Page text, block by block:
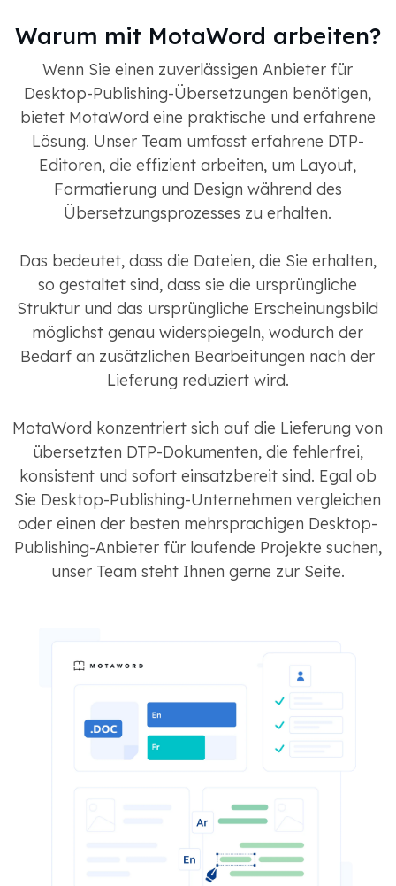
Warum mit MotaWord arbeiten?
Wenn Sie einen zuverlässigen Anbieter für
Desktop-Publishing-Übersetzungen benötigen,
bietet MotaWord eine praktische und erfahrene
Lösung. Unser Team umfasst erfahrene DTP-
Editoren, die effizient arbeiten, um Layout,
Formatierung und Design während des
Übersetzungsprozesses zu erhalten.
Das bedeutet, dass die Dateien, die Sie erhalten,
so gestaltet sind, dass sie die ursprüngliche
Struktur und das ursprüngliche Erscheinungsbild
möglichst genau widerspiegeln, wodurch der
Bedarf an zusätzlichen Bearbeitungen nach der
Lieferung reduziert wird.
MotaWord konzentriert sich auf die Lieferung von
übersetzten DTP-Dokumenten, die fehlerfrei,
konsistent und sofort einsatzbereit sind. Egal ob
Sie Desktop-Publishing-Unternehmen vergleichen
oder einen der besten mehrsprachigen Desktop-
Publishing-Anbieter für laufende Projekte suchen,
unser Team steht Ihnen gerne zur Seite.